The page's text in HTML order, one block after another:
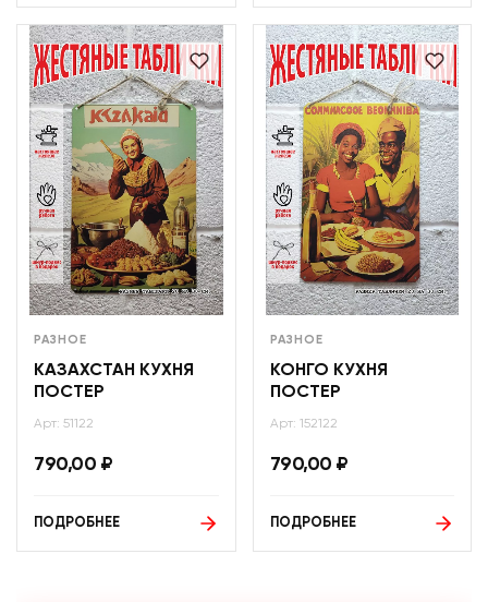
РАЗНОЕ
КАЗАХСТАН КУХНЯ
ПОСТЕР
Арт: 51122
790,00 ₽
ПОДРОБНЕЕ
РАЗНОЕ
КОНГО КУХНЯ
ПОСТЕР
Арт: 152122
790,00 ₽
ПОДРОБНЕЕ